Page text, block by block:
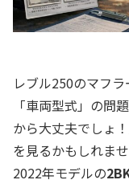
レブル250のマフ
「車両型式」の問
から大丈夫でしょ
を見るかもしれま
2022年モデルの